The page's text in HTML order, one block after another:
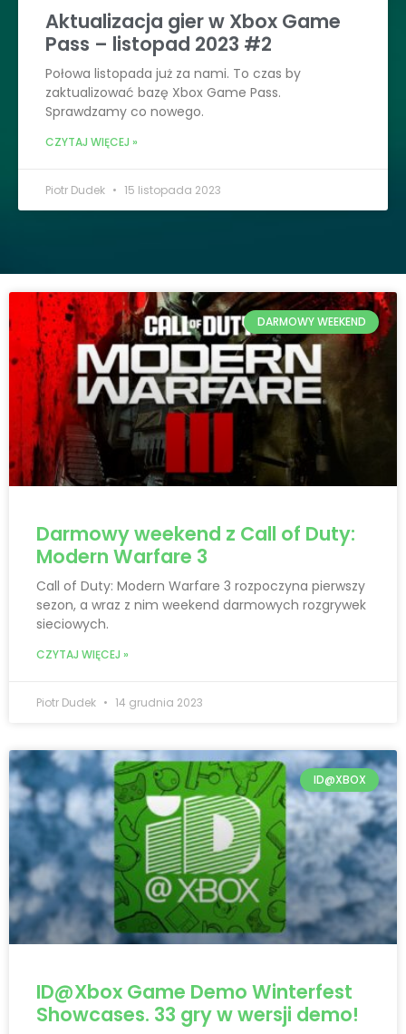
Aktualizacja gier w Xbox Game
Pass – listopad 2023 #2
Połowa listopada już za nami. To czas by
zaktualizować bazę Xbox Game Pass.
Sprawdzamy co nowego.
CZYTAJ WIĘCEJ »
Piotr Dudek 15 listopada 2023
DARMOWY WEEKEND
Darmowy weekend z Call of Duty:
Modern Warfare 3
Call of Duty: Modern Warfare 3 rozpoczyna pierwszy
sezon, a wraz z nim weekend darmowych rozgrywek
sieciowych.
CZYTAJ WIĘCEJ »
Piotr Dudek 14 grudnia 2023
ID@XBOX
ID@Xbox Game Demo Winterfest
Showcases. 33 gry w wersji demo!